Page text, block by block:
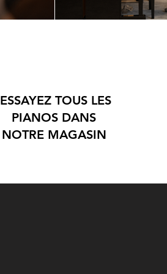
ESSAYEZ TOUS LES
PIANOS DANS
NOTRE MAGASIN